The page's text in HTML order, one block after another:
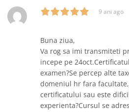
9 ani ago
Buna ziua,
Va rog sa imi transmiteti
incepe pe
examen?Se percep alte
domeniul hr fara
certificatului sau este
experienta?Cursul se